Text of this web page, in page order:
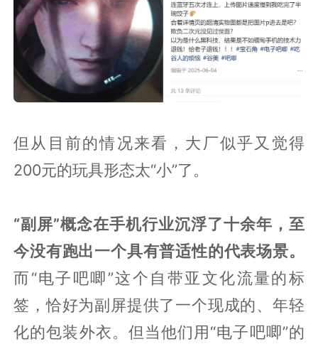
但从目前的情况来看，大厂似乎又觉得
200元的玩具形态太“小”了。
“副屏”概念在手机行业沉浮了十余年，至
今没有跑出一个具有普适性的代表场景。
而“电子吧唧”这个自带亚文化流量的标
签，恰好为副屏提供了一个现成的、年轻
化的包装外衣。但当他们用“电子吧唧”的